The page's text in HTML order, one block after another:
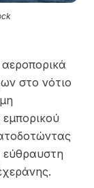
στο νότιο
εύθραυστη